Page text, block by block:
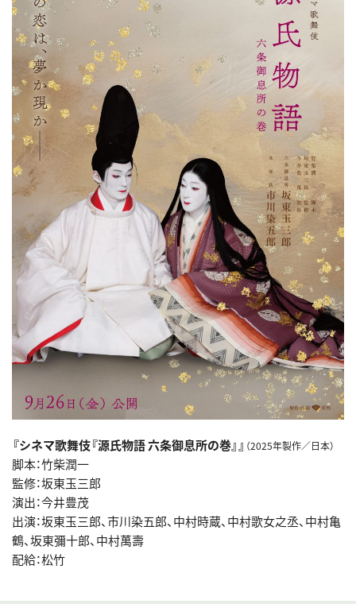
『シネマ歌舞伎『源氏物語 六条御息所の巻』』 （2025年製作／日本）
脚本：竹柴潤一
監修：坂東玉三郎
演出：今井豊茂
出演：坂東玉三郎、市川染五郎、中村時蔵、中村歌女之丞、中村亀
鶴、坂東彌十郎、中村萬壽
配給：松竹